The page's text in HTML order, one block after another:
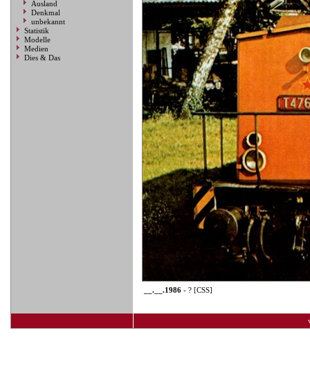
Ausland
Denkmal
unbekannt
Statistik
Modelle
Medien
Dies & Das
__.__.1986 - ? [CSS]